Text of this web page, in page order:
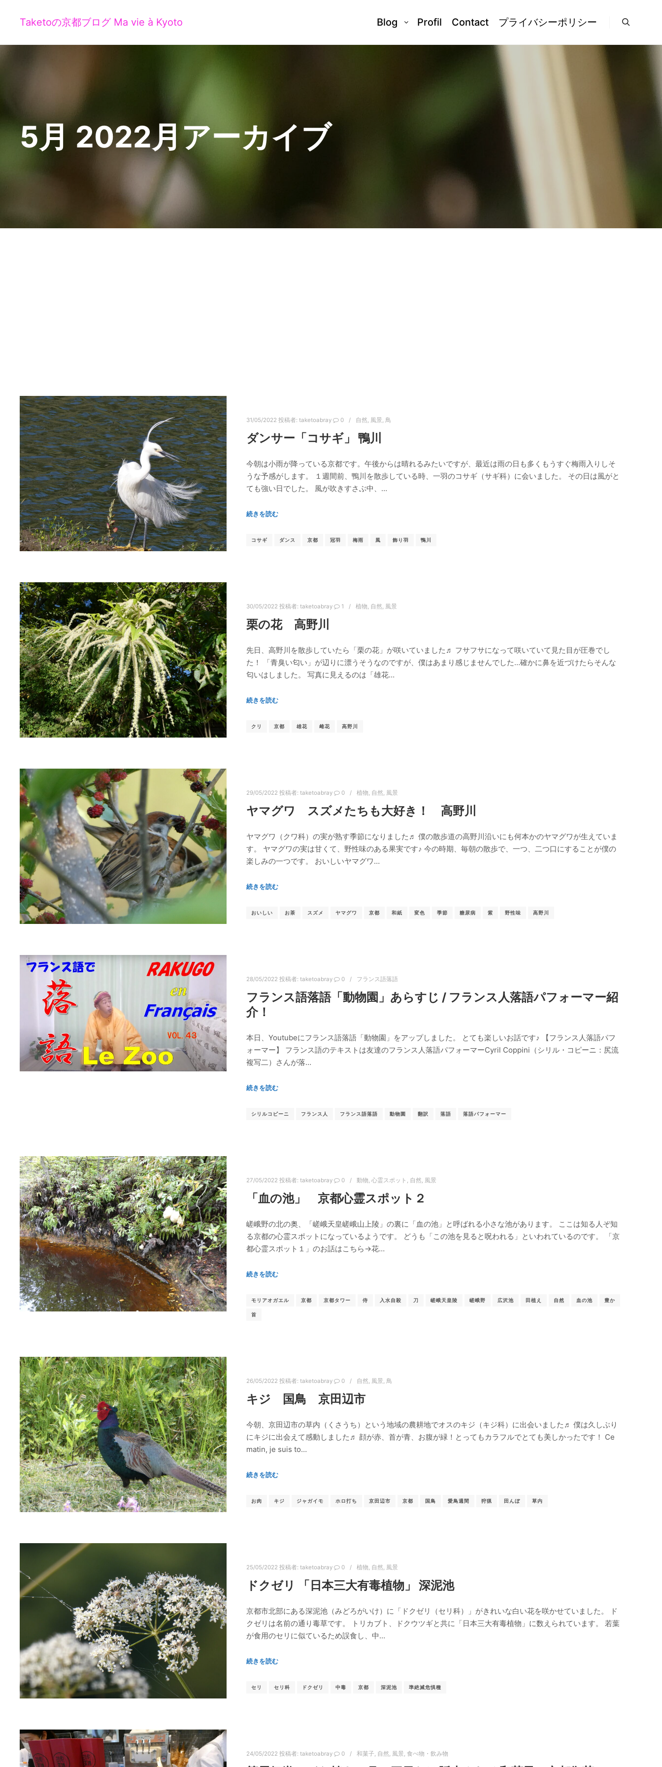
Taketoの京都ブログ Ma vie à Kyoto Blog Profil Contact プライバシーポリシー
5月 2022月アーカイブ
31/05/2022 投稿者: taketoabray 0 自然, 風景, 鳥
ダンサー「コサギ」 鴨川
今朝は小雨が降っている京都です。午後からは晴れるみたいですが、最近は雨の日も多くもうすぐ梅雨入りしそ
うな予感がします。 １週間前、鴨川を散歩している時、一羽のコサギ（サギ科）に会いました。 その日は風がと
ても強い日でした。 風が吹きすさぶ中、…
続きを読む
コサギ ダンス 京都 冠羽 梅雨 風 飾り羽 鴨川
30/05/2022 投稿者: taketoabray 1 植物, 自然, 風景
栗の花 高野川
先日、高野川を散歩していたら「栗の花」が咲いていました♬ フサフサになって咲いていて見た目が圧巻でし
た！ 「青臭い匂い」が辺りに漂うそうなのですが、僕はあまり感じませんでした…確かに鼻を近づけたらそんな
匂いはしました。 写真に見えるのは「雄花…
続きを読む
クリ 京都 雄花 雌花 高野川
29/05/2022 投稿者: taketoabray 0 植物, 自然, 風景
ヤマグワ スズメたちも大好き！ 高野川
ヤマグワ（クワ科）の実が熟す季節になりました♬ 僕の散歩道の高野川沿いにも何本かのヤマグワが生えていま
す。 ヤマグワの実は甘くて、野性味のある果実です♪ 今の時期、毎朝の散歩で、一つ、二つ口にすることが僕の
楽しみの一つです。 おいしいヤマグワ…
続きを読む
おいしい お茶 スズメ ヤマグワ 京都 和紙 変色 季節 糖尿病 紫 野性味 高野川
28/05/2022 投稿者: taketoabray 0 フランス語落語
フランス語落語「動物園」あらすじ / フランス人落語パフォーマー紹
介！
本日、Youtubeにフランス語落語「動物園」をアップしました。 とても楽しいお話です♪ 【フランス人落語パフ
ォーマー】 フランス語のテキストは友達のフランス人落語パフォーマーCyril Coppini（シリル・コピーニ：尻流
複写二）さんが落…
続きを読む
シリルコピーニ フランス人 フランス語落語 動物園 翻訳 落語 落語パフォーマー
27/05/2022 投稿者: taketoabray 0 動物, 心霊スポット , 自然, 風景
「血の池」 京都心霊スポット２
嵯峨野の北の奥、「嵯峨天皇嵯峨山上陵」の裏に「血の池」と呼ばれる小さな池があります。 ここは知る人ぞ知
る京都の心霊スポットになっているようです。 どうも「この池を見ると呪われる」といわれているのです。 「京
都心霊スポット１」のお話はこちら→花…
続きを読む
モリアオガエル 京都 京都タワー 侍 入水自殺 刀 嵯峨天皇陵 嵯峨野 広沢池 田植え 自然 血の池 豊か
首
26/05/2022 投稿者: taketoabray 0 自然, 風景, 鳥
キジ 国鳥 京田辺市
今朝、京田辺市の草内（くさうち）という地域の農耕地でオスのキジ（キジ科）に出会いました♬ 僕は久しぶり
にキジに出会えて感動しました♬ 顔が赤、首が青、お腹が緑！とってもカラフルでとても美しかったです！ Ce
matin, je suis to…
続きを読む
お肉 キジ ジャガイモ ホロ打ち 京田辺市 京都 国鳥 愛鳥週間 狩猟 田んぼ 草内
25/05/2022 投稿者: taketoabray 0 植物, 自然, 風景
ドクゼリ 「日本三大有毒植物」 深泥池
京都市北部にある深泥池（みどろがいけ）に「ドクゼリ（セリ科）」がきれいな白い花を咲かせていました。 ド
クゼリは名前の通り毒草です。 トリカブト、ドクウツギと共に「日本三大有毒植物」に数えられています。 若葉
が食用のセリに似ているため誤食し、中…
続きを読む
セリ セリ科 ドクゼリ 中毒 京都 深泥池 準絶滅危惧種
24/05/2022 投稿者: taketoabray 0 和菓子, 自然, 風景, 食べ物・飲み物